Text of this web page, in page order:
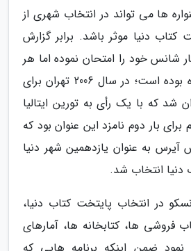
ها می تواند در انتخاب شهری از
کتاب دنیا موثر باشد. برابر گزارش
شانس خود را امتحان نموده اما هر
دو بار با ناکامی همراه بوده است؛ در سال 2006 تهران برای
شد که با یک رأی به تورین ایتالیا
در سال 2011 هم برای بار دوم نامزد این عنوان بود که
به عنوان یازدهمین شهر دنیا
دنیا انتخاب شد.
در انتخاب پایتخت کتاب دنیا،
فروشی ها، کتابخانه ها، آمارهای